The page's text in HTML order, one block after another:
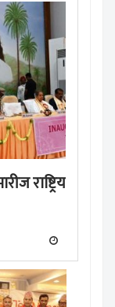
राष्ट्रिय